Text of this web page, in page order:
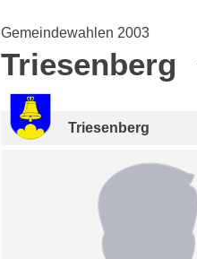
Gemeindewahlen 2003
Triesenberg
Triesenberg